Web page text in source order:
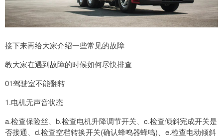
接下来再给大家介绍一些常见的故障
教大家在遇到故障的时候如何尽快排查
01驾驶室不能翻转
1.电机无声音状态
a.检查保险丝、b.检查电机升降调节开关、c.检查倾斜完成开关是
否接通、d.检查空档转换开关(确认蜂鸣器蜂鸣)、e.检查电动倾斜